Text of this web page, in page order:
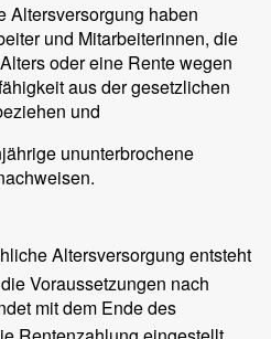
Altersversorgung haben
und Mitarbeiterinnen, die
oder eine Rente wegen
aus der gesetzlichen
und
ununterbrochene
Altersversorgung entsteht
Voraussetzungen nach
mit dem Ende des